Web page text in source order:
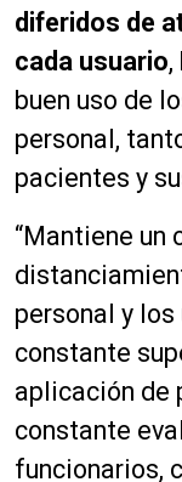
diferidos de
cada usuario
buen uso de
personal,
pacientes y
“Mantiene un
personal y
constante
aplicación de
constante
funcionarios,